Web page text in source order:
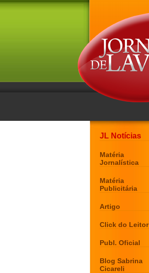
JL Notícias
Matéria
Jornalística
Matéria
Publicitária
Artigo
Click do Leitor
Publ. Oficial
Blog Sabrina
Cicareli